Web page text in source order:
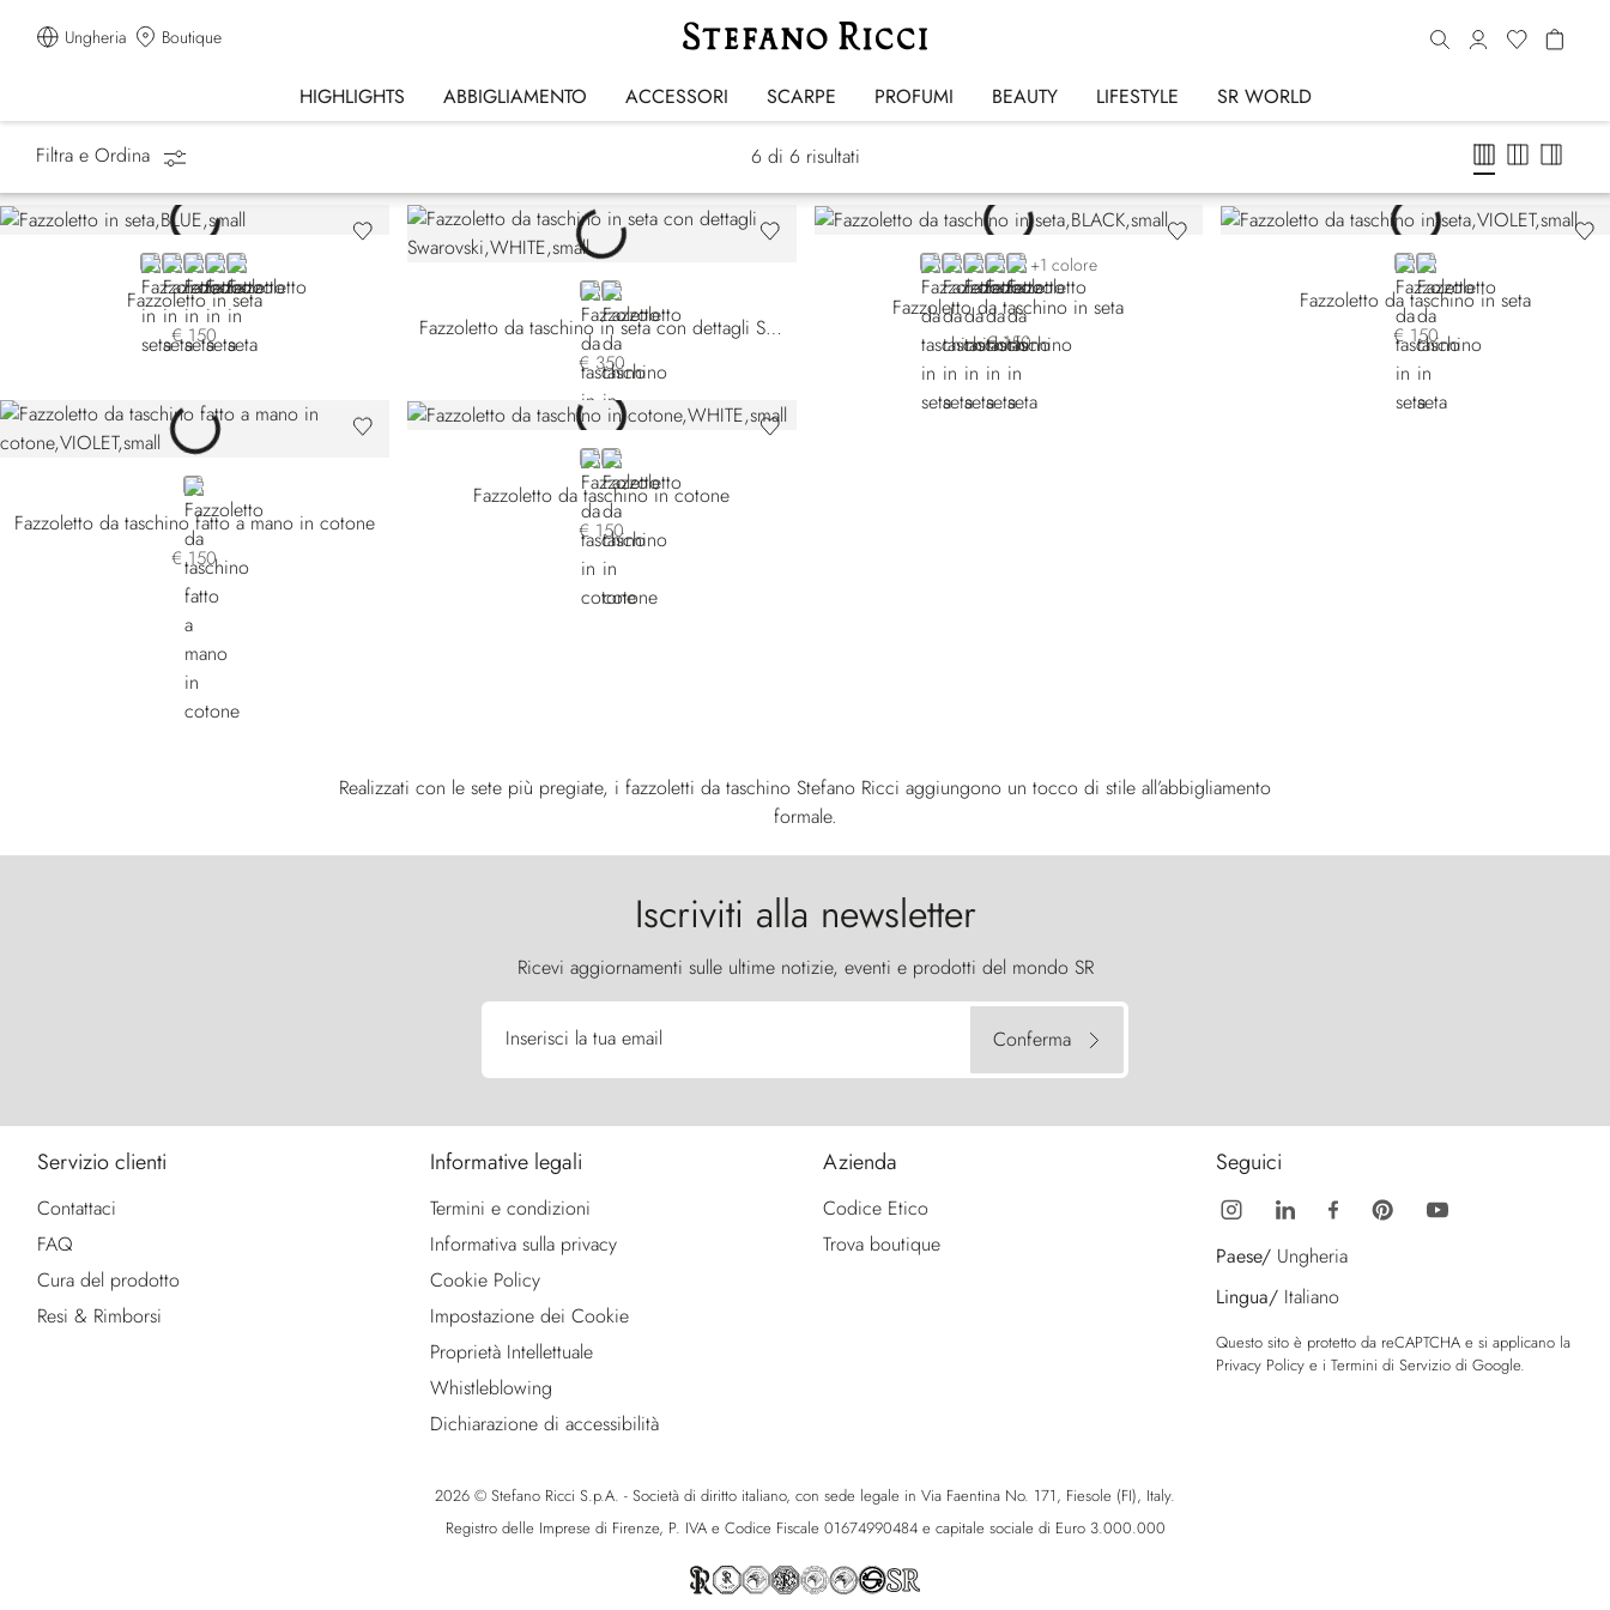
Ungheria Boutique
HIGHLIGHTS ABBIGLIAMENTO ACCESSORI SCARPE PROFUMI BEAUTY LIFESTYLE SR WORLD
Homepage Accessori
Fazzoletti da Taschino
Filtra e Ordina 6 di 6 risultati
BLUE
REDGREYBLACKBEIGE
Fazzoletto in seta
€ 150
WHITE SW222-008
WHITE SW222-010
Fazzoletto da taschino in seta con dettagli Swarovski
€ 350
BLACK
BLUE OSR-001
BLUE OSR-003
GREYVIOLET
+1 colore
Fazzoletto da taschino in seta
€ 150
VIOLETORANGE
Fazzoletto da taschino in seta
€ 150
VIOLET
Fazzoletto da taschino fatto a mano in cotone
€ 150
WHITEBLACK
Fazzoletto da taschino in cotone
€ 150
Realizzati con le sete più pregiate, i fazzoletti da taschino Stefano Ricci aggiungono un tocco di stile all’abbigliamento
formale.
Iscriviti alla newsletter
Ricevi aggiornamenti sulle ultime notizie, eventi e prodotti del mondo SR
Inserisci la tua email Conferma
Servizio clienti
Contattaci
FAQ
Cura del prodotto
Resi & Rimborsi
Informative legali
Termini e condizioni
Informativa sulla privacy
Cookie Policy
Impostazione dei Cookie
Proprietà Intellettuale
Whistleblowing
Dichiarazione di accessibilità
Azienda
Codice Etico
Trova boutique
Seguici
Paese/ Ungheria
Lingua/ Italiano
Questo sito è protetto da reCAPTCHA e si applicano la
Privacy Policy e i Termini di Servizio di Google.
2026 © Stefano Ricci S.p.A. - Società di diritto italiano, con sede legale in Via Faentina No. 171, Fiesole (FI), Italy.
Registro delle Imprese di Firenze, P. IVA e Codice Fiscale 01674990484 e capitale sociale di Euro 3.000.000